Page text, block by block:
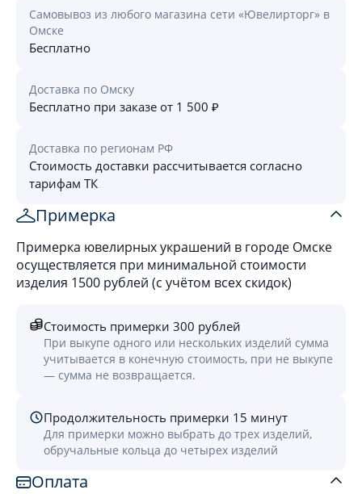
Самовывоз из любого магазина сети «Ювелирторг» в
Омске
Бесплатно
Доставка по Омску
Бесплатно при заказе от 1 500 ₽
Доставка по регионам РФ
Стоимость доставки рассчитывается согласно
тарифам ТК
Примерка
Примерка ювелирных украшений в городе Омске
осуществляется при минимальной стоимости
изделия 1500 рублей (с учётом всех скидок)
Стоимость примерки 300 рублей
При выкупе одного или нескольких изделий сумма
учитывается в конечную стоимость, при не выкупе
— сумма не возвращается.
Продолжительность примерки 15 минут
Для примерки можно выбрать до трех изделий,
обручальные кольца до четырех изделий
Оплата